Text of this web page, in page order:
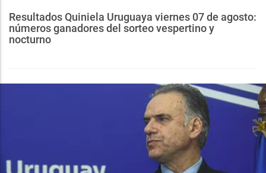
Resultados Quiniela Uruguaya viernes 07 de agosto:
números ganadores del sorteo vespertino y
nocturno